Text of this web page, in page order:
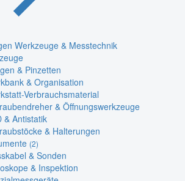
Werkzeuge & Messtechnik
& Pinzetten
& Organisation
Verbrauchsmaterial
& Öffnungswerkzeuge
& Antistatik
& Halterungen
(2)
& Sonden
& Inspektion